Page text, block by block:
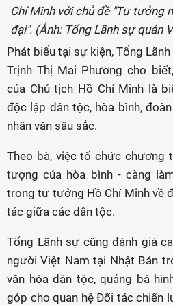
Chí Minh với chủ đề "Tư tưởng
đại". (Ảnh: Tổng Lãnh sự quán
Phát biểu tại sự kiện, Tổng
Trịnh Thị Mai Phương cho
của Chủ tịch Hồ Chí Minh là
độc lập dân tộc, hòa bình,
nhân văn sâu sắc.
Theo bà, việc tổ chức chương
tượng của hòa bình - càng
trong tư tưởng Hồ Chí Minh về
tác giữa các dân tộc.
Tổng Lãnh sự cũng đánh giá
người Việt Nam tại Nhật Bản
văn hóa dân tộc, quảng bá
góp cho quan hệ Đối tác chiến